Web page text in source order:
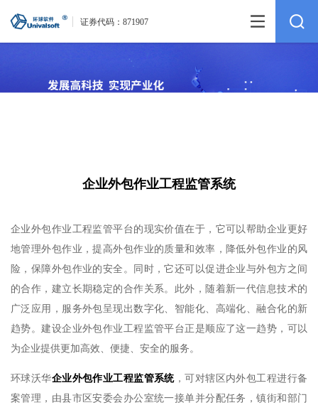
证券代码： 871907
企业外包作业工程监管系统
企业外包作业工程监管平台的现实价值在于，它可以帮助企业更好
地管理外包作业，提高外包作业的质量和效率，降低外包作业的风
险，保障外包作业的安全。同时，它还可以促进企业与外包方之间
的合作，建立长期稳定的合作关系。此外，随着新一代信息技术的
广泛应用，服务外包呈现出数字化、智能化、高端化、融合化的新
趋势。建设企业外包作业工程监管平台正是顺应了这一趋势，可以
为企业提供更加高效、便捷、安全的服务。
环球沃华企业外包作业工程监管系统，可对辖区内外包工程进行备
案管理，由县市区安委会办公室统一接单并分配任务，镇街和部门